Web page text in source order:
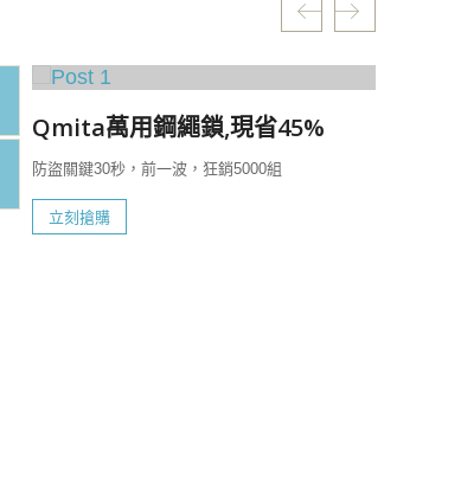
Qmita萬用鋼繩鎖,現省45%
防盜關鍵30秒，前一波，狂銷5000組
立刻搶購